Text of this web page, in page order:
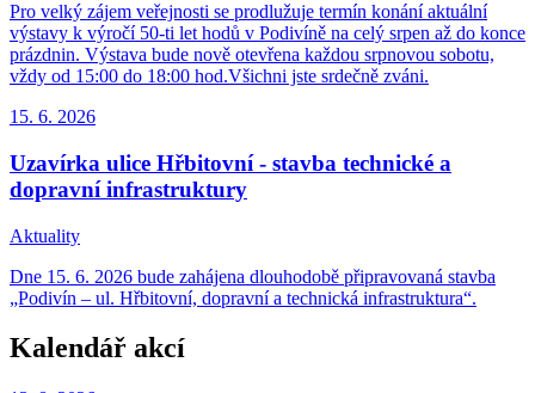
Pro velký zájem veřejnosti se prodlužuje termín konání aktuální
výstavy k výročí 50-ti let hodů v Podivíně na celý srpen až do konce
prázdnin. Výstava bude nově otevřena každou srpnovou sobotu,
vždy od 15:00 do 18:00 hod.Všichni jste srdečně zváni.
15. 6. 2026
Uzavírka ulice Hřbitovní - stavba technické a
dopravní infrastruktury
Aktuality
Dne 15. 6. 2026 bude zahájena dlouhodobě připravovaná stavba
„Podivín – ul. Hřbitovní, dopravní a technická infrastruktura“.
Kalendář akcí